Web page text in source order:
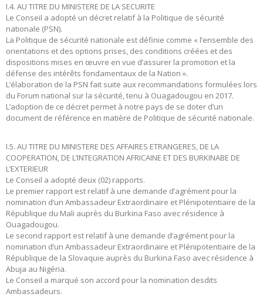
I.4. AU TITRE DU MINISTERE DE LA SECURITE
Le Conseil a adopté un décret relatif à la Politique de sécurité
nationale (PSN).
La Politique de sécurité nationale est définie comme « l’ensemble des
orientations et des options prises, des conditions créées et des
dispositions mises en œuvre en vue d’assurer la promotion et la
défense des intérêts fondamentaux de la Nation ».
L’élaboration de la PSN fait suite aux recommandations formulées lors
du Forum national sur la sécurité, tenu à Ouagadougou en 2017.
L’adoption de ce décret permet à notre pays de se doter d’un
document de référence en matière de Politique de sécurité nationale.
I.5. AU TITRE DU MINISTERE DES AFFAIRES ETRANGERES, DE LA
COOPERATION, DE L’INTEGRATION AFRICAINE ET DES BURKINABE DE
L’EXTERIEUR
Le Conseil a adopté deux (02) rapports.
Le premier rapport est relatif à une demande d’agrément pour la
nomination d’un Ambassadeur Extraordinaire et Plénipotentiaire de la
République du Mali auprès du Burkina Faso avec résidence à
Ouagadougou.
Le second rapport est relatif à une demande d’agrément pour la
nomination d’un Ambassadeur Extraordinaire et Plénipotentiaire de la
République de la Slovaquie auprès du Burkina Faso avec résidence à
Abuja au Nigéria.
Le Conseil a marqué son accord pour la nomination desdits
Ambassadeurs.